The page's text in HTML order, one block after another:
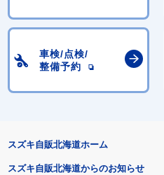
車検/点検/
整備予約
スズキ自販北海道ホーム
スズキ自販北海道からのお知らせ